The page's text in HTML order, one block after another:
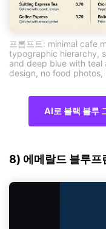
프롬프트: minimal cafe
typographic hierarchy,
and deep blue with
design, no food
AI로 블랙 블루
8) 에메랄드 블루프